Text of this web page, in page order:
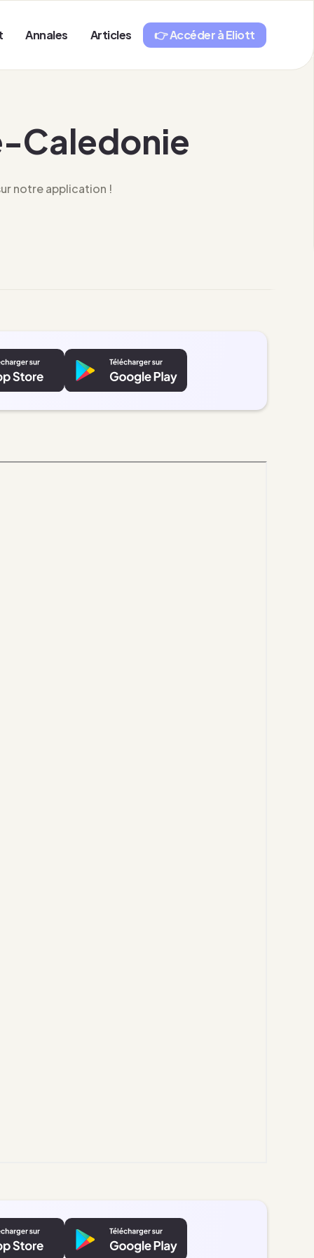
Annales Articles 👉 Accéder à Eliott
Caledonie
notre application !